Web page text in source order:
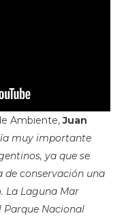
Ambiente,Juan
muy importante
ya que se
conservación una
La Laguna Mar
Parque Nacional